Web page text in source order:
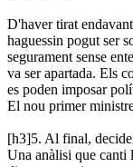
D'haver tirat
haguessin pogut ser
segurament sense
va ser apartada. Els
es poden imposar
El nou primer
[h3]5. Al final,
Una anàlisi que canti